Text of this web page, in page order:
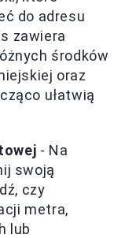
do adresu
zawiera
środków
oraz
ułatwią
- Na
swoją
czy
metra,
lub